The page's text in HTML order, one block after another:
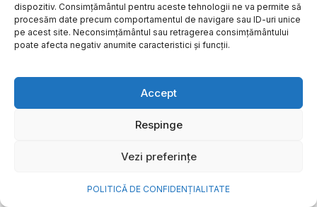
dispozitiv. Consimțământul pentru aceste tehnologii ne va permite să
procesăm date precum comportamentul de navigare sau ID-uri unice
pe acest site. Neconsimțământul sau retragerea consimțământului
poate afecta negativ anumite caracteristici și funcții.
Accept
Respinge
Vezi preferințe
POLITICĂ DE CONFIDENȚIALITATE
frumoase amintiri ale verii într-